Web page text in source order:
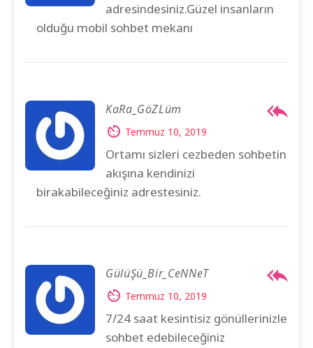
adresindesiniz.Güzel insanların
olduğu mobil sohbet mekanı
KaRa_GöZLüm
Temmuz 10, 2019
Ortamı sizleri cezbeden sohbetin
akışına kendinizi
birakabileceğiniz adrestesiniz.
GülüŞü_Bir_CeNNeT
Temmuz 10, 2019
7/24 saat kesintisiz gönüllerinizle
sohbet edebileceğiniz